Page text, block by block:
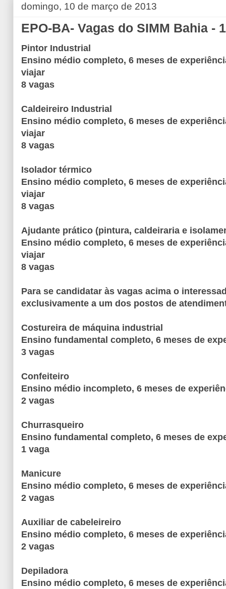
domingo, 10 de março de 2013
EPO-BA- Vagas do SIMM Bahia -
Pintor Industrial
Ensino médio completo, 6 meses de
viajar
8 vagas
Caldeireiro Industrial
Ensino médio completo, 6 meses de
viajar
8 vagas
Isolador térmico
Ensino médio completo, 6 meses de
viajar
8 vagas
Ajudante prático (pintura, caldeiraria e
Ensino médio completo, 6 meses de
viajar
8 vagas
Para se candidatar às vagas acima o
exclusivamente a um dos postos de
Costureira de máquina industrial
Ensino fundamental completo, 6 meses de
3 vagas
Confeiteiro
Ensino médio incompleto, 6 meses de
2 vagas
Churrasqueiro
Ensino fundamental completo, 6 meses de
1 vaga
Manicure
Ensino médio completo, 6 meses de
2 vagas
Auxiliar de cabeleireiro
Ensino médio completo, 6 meses de
2 vagas
Depiladora
Ensino médio completo, 6 meses de